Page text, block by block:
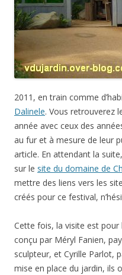
2011, en train comme
Dalinele. Vous retrouverez
année avec ceux des
au fur et à mesure de leur
article. En attendant la
sur le site du domaine de
mettre des liens vers les
créés pour ce festival,
Cette fois, la visite est pour
conçu par Méryl Fanien,
sculpteur, et Cyrille Parlot,
mise en place du jardin, ils